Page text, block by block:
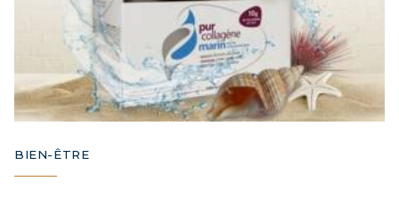
BIEN-ÊTRE